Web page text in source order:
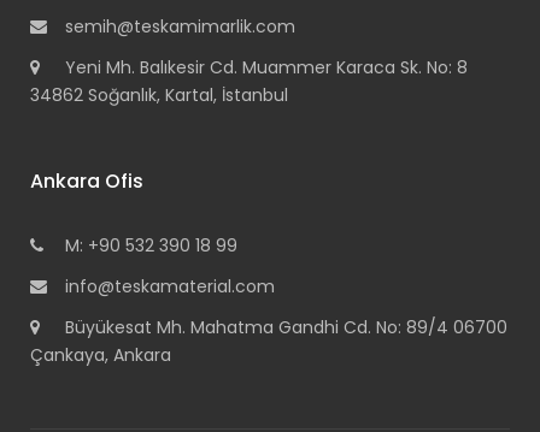
semih@teskamimarlik.com
Yeni Mh. Balıkesir Cd. Muammer Karaca Sk. No: 8
34862 Soğanlık, Kartal, İstanbul
Ankara Ofis
M: +90 532 390 18 99
info@teskamaterial.com
Büyükesat Mh. Mahatma Gandhi Cd. No: 89/4 06700
Çankaya, Ankara